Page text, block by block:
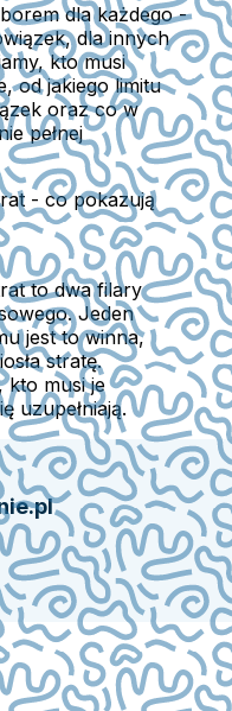
dla każdego -
dla innych
kto musi
od jakiego limitu
oraz co w
pełnej
- co pokazują
to dwa filary
Jeden
jest to winna,
stratę.
kto musi je
uzupełniają.